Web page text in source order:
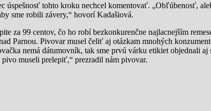
tohto kroku nechcel komentovať. „Obľúbenosť,
sme robili závery,“ hovorí Kadašiová.
za 99 centov, čo ho robí bezkonkurenčne najlacnejším
Parnou. Pivovar musel čeliť aj otázkam mnohých
nemá dátumovník, tak sme prvú várku etikiet objednali aj
museli prelepiť,“ prezradil nám pivovar.